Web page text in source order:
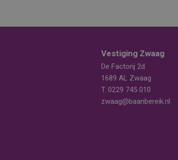
Vestiging Zwaag
De Factorij 2d
1689 AL Zwaag
T. 0229 745 010
zwaag@baanbereik.nl